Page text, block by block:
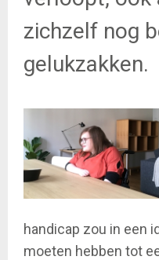
zichzelf nog
gelukzakken.
handicap zou in een
moeten hebben tot